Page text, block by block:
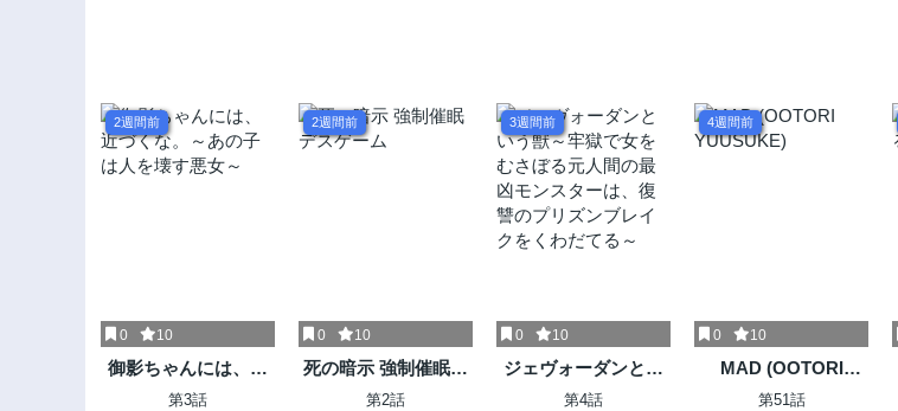
2週間前
0 10
御影ちゃんには、近
づくな。～あの子は
第3話
2週間前
0 10
死の暗示 強制催眠デ
スゲーム
第2話
3週間前
0 10
ジェヴォーダンとい
う獣～牢獄で女をむ
第4話
4週間前
0 10
MAD (OOTORI
YUUSUKE)
第51話